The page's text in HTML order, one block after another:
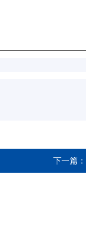
下一篇：